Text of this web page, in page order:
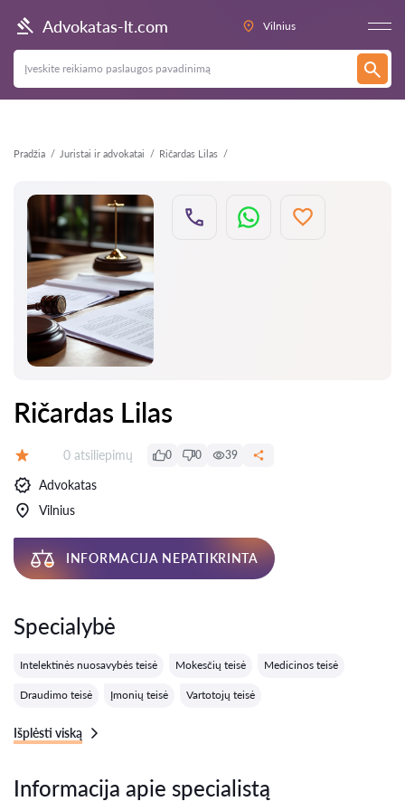
Advokatas-lt.com Vilnius
Pradžia Juristai ir advokatai Ričardas Lilas
Atgal
Ričardas Lilas
Atsiliepimų:
0 atsiliepimų 0 0 39
Advokatas
Vilnius
INFORMACIJA NEPATIKRINTA
Specialybė
Intelektinės nuosavybės teisė Mokesčių teisė Medicinos teisė
Draudimo teisė Įmonių teisė Vartotojų teisė
Išplėsti viską
Informacija apie specialistą